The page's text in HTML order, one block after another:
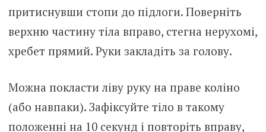
притиснувши стопи до підлоги. Поверніть
верхню частину тіла вправо, стегна нерухомі,
хребет прямий. Руки закладіть за голову.
Можна покласти ліву руку на праве коліно
(або навпаки). Зафіксуйте тіло в такому
положенні на 10 секунд і повторіть вправу,